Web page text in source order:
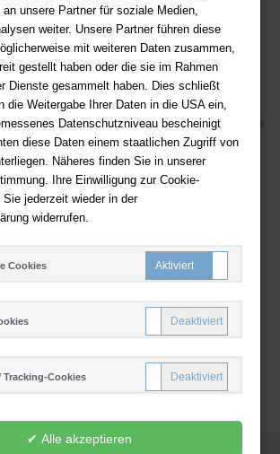
unsere Partner für soziale Medien,
weiter. Unsere Partner führen diese
mit weiteren Daten zusammen,
gestellt haben oder die sie im Rahmen
Dienste gesammelt haben. Dies schließt
die Weitergabe Ihrer Daten in die USA ein,
Datenschutzniveau bescheinigt
diese Daten einem staatlichen Zugriff von
Näheres finden Sie in unserer
Ihre Einwilligung zur Cookie-
Sie jederzeit wieder in der
widerrufen.
Cookies
Tracking-Cookies
- 982 684 41
bei uns
ab 36,- EUR Bestellwert
und Zahlung mit SSL-Verschlüsselung
wie PayPal, Amazon Payment, Vorkasse